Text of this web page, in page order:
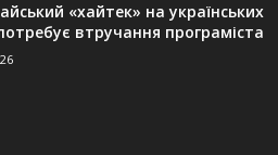
«хайтек» на українських
втручання програміста